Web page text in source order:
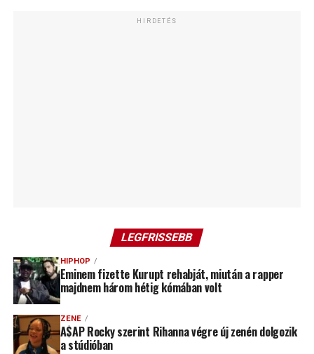
HIRDETÉS
LEGFRISSEBB
HIPHOP
Eminem fizette Kurupt rehabját, miután a rapper
majdnem három hétig kómában volt
ZENE
A$AP Rocky szerint Rihanna végre új zenén dolgozik
a stúdióban